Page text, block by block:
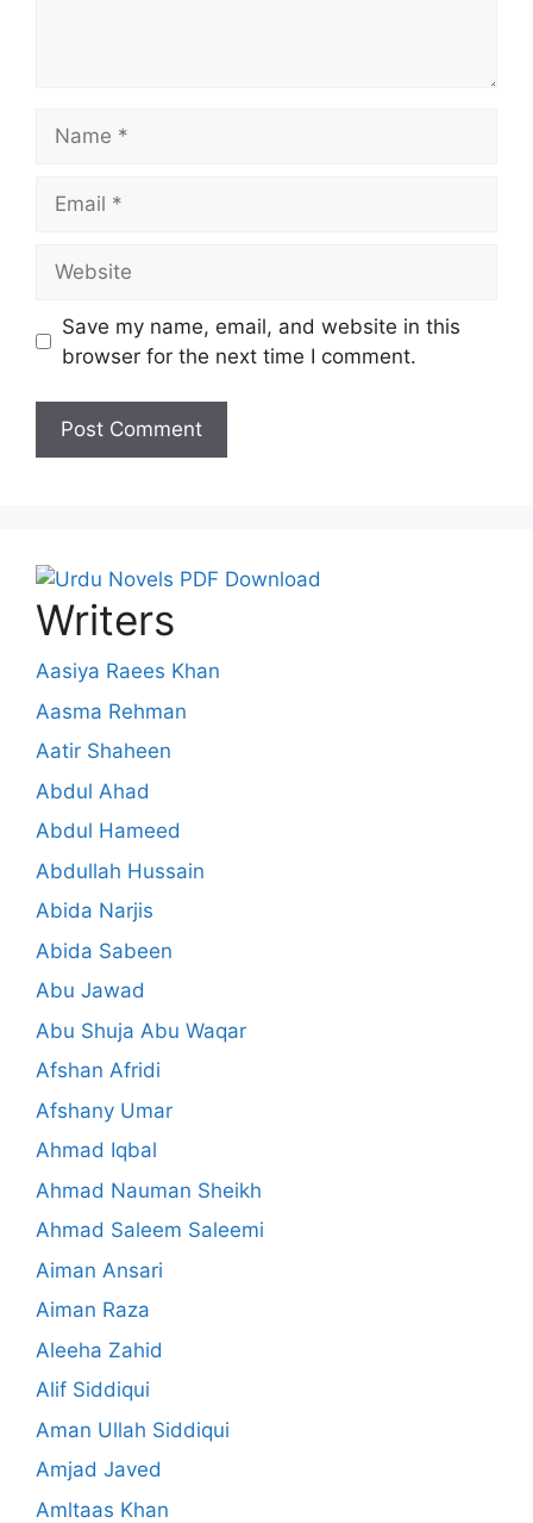
Save my name, email, and website in this
browser for the next time I comment.
Writers
Aasiya Raees Khan
Aasma Rehman
Aatir Shaheen
Abdul Ahad
Abdul Hameed
Abdullah Hussain
Abida Narjis
Abida Sabeen
Abu Jawad
Abu Shuja Abu Waqar
Afshan Afridi
Afshany Umar
Ahmad Iqbal
Ahmad Nauman Sheikh
Ahmad Saleem Saleemi
Aiman Ansari
Aiman Raza
Aleeha Zahid
Alif Siddiqui
Aman Ullah Siddiqui
Amjad Javed
Amltaas Khan